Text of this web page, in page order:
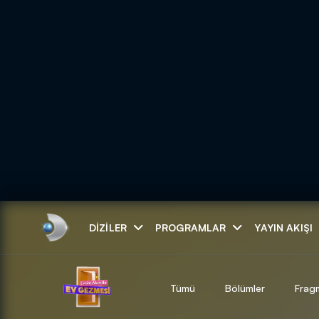
DIZILER PROGRAMLAR YAYIN AKIŞI
Tümü Bölümler